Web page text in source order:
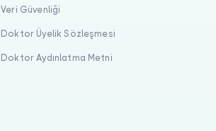
Veri Güvenliği
Doktor Üyelik Sözleşmesi
Doktor Aydınlatma Metni